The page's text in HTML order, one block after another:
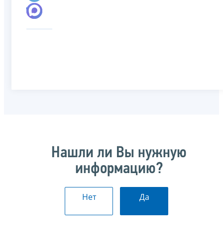
Нашли ли Вы нужную
информацию?
Нет Да